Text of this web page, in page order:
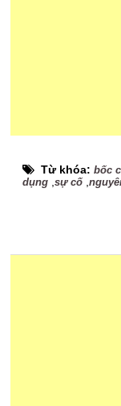
Từ khóa:bốc
dụng ,sự cố,